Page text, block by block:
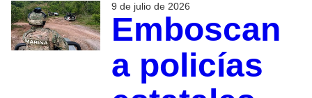
9 de julio de 2026
Emboscan
a policías